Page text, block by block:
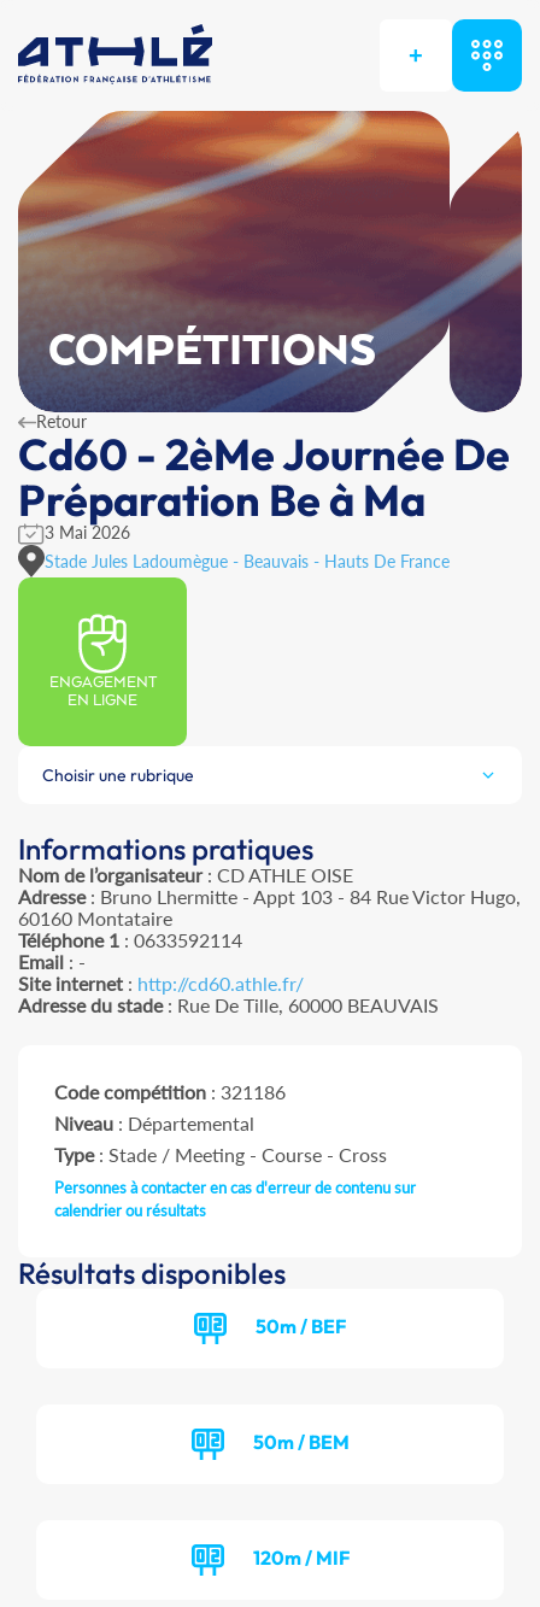
+
COMPÉTITIONS
Retour
Cd60 - 2èMe Journée De
Préparation Be à Ma
3 Mai 2026
Stade Jules Ladoumègue - Beauvais - Hauts De France
ENGAGEMENT
EN LIGNE
Choisir une rubrique
Informations pratiques
Nom de l’organisateur: CD ATHLE OISE
Adresse: Bruno Lhermitte - Appt 103 - 84 Rue Victor Hugo,
60160 Montataire
Téléphone 1 : 0633592114
Email : -
Site internet : http://cd60.athle.fr/
Adresse du stade: Rue De Tille, 60000 BEAUVAIS
Code compétition : 321186
Niveau : Départemental
Type: Stade / Meeting - Course - Cross
Personnes à contacter en cas d'erreur de contenu sur
calendrier ou résultats
Résultats disponibles
50m / BEF
50m / BEM
120m / MIF